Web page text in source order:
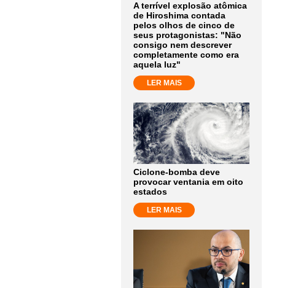
A terrível explosão atômica
de Hiroshima contada
pelos olhos de cinco de
seus protagonistas: "Não
consigo nem descrever
completamente como era
aquela luz"
LER MAIS
Ciclone-bomba deve
provocar ventania em oito
estados
LER MAIS